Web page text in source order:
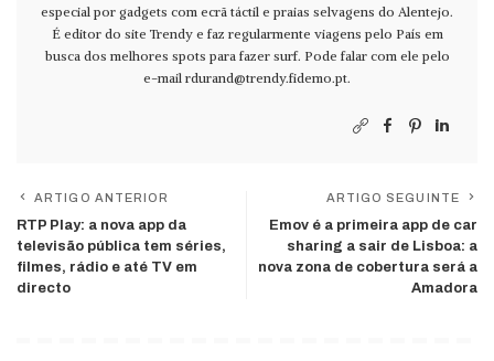
especial por gadgets com ecrã táctil e praias selvagens do Alentejo.
É editor do site Trendy e faz regularmente viagens pelo País em
busca dos melhores spots para fazer surf. Pode falar com ele pelo
e-mail rdurand@trendy.fidemo.pt.
ARTIGO ANTERIOR
RTP Play: a nova app da
televisão pública tem séries,
filmes, rádio e até TV em
directo
ARTIGO SEGUINTE
Emov é a primeira app de car
sharing a sair de Lisboa: a
nova zona de cobertura será a
Amadora